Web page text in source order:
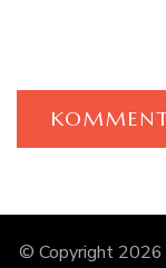
© Copyright 2026